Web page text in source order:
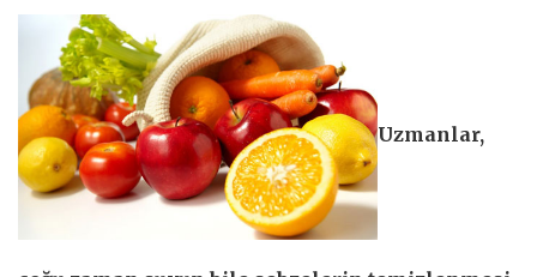
Uzmanlar,